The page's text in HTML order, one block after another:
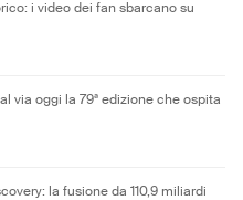
i video dei fan sbarcano su
via oggi la 79ª edizione che ospita
la fusione da 110,9 miliardi